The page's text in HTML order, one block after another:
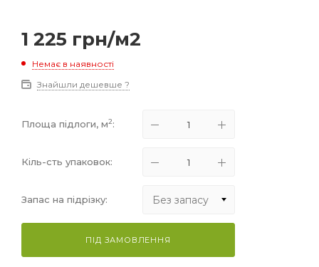
1 225 грн/м2
Немає в наявності
Знайшли дешевше ?
Площа підлоги, м2:
Кіль-сть упаковок:
Запас на підрізку: Без запасу
Без запасу
ПІД ЗАМОВЛЕННЯ